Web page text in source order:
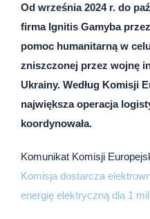
Od września 2024 r. do
firma Ignitis Gamyba
pomoc humanitarną w
zniszczonej przez wojnę
Ukrainy. Według Komisji
największa operacja
koordynowała.
Komunikat Komisji
Komisja dostarcza
energię elektryczną dla 1